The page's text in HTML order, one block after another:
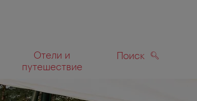
Отели и
путешествие
Поиск
ПОИСК